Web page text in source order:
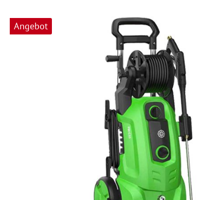
Angebot
Bildergalerie überspringen